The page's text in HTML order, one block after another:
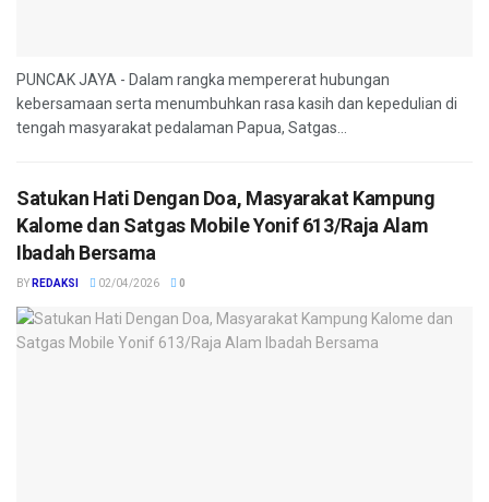
PUNCAK JAYA - Dalam rangka mempererat hubungan
kebersamaan serta menumbuhkan rasa kasih dan kepedulian di
tengah masyarakat pedalaman Papua, Satgas...
Satukan Hati Dengan Doa, Masyarakat Kampung
Kalome dan Satgas Mobile Yonif 613/Raja Alam
Ibadah Bersama
BY REDAKSI 02/04/2026 0